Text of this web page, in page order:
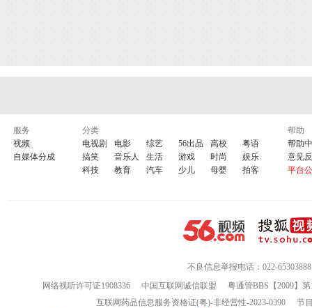
服务
视频
自媒体分成
分类
电视剧
电影 综艺 56出品 高校
粤语
搞笑
音乐人 生活 游戏 时尚
娱乐
科技
教育 汽车 少儿 母婴 拍客
帮助
帮助
意见
平台
不良信息举报电话：022-65303888
网络视听许可证1908336
中国互联网诚信联盟
粤通管BBS【2009】
互联网药品信息服务资格证(粤)-非经营性-2023-0390
节